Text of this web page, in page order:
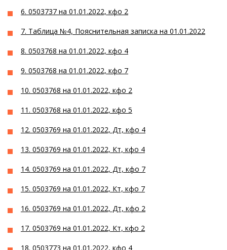
6. 0503737 на 01.01.2022, кфо 2
7. Таблица №4, Пояснительная записка на 01.01.2022
8. 0503768 на 01.01.2022, кфо 4
9. 0503768 на 01.01.2022, кфо 7
10. 0503768 на 01.01.2022, кфо 2
11. 0503768 на 01.01.2022, кфо 5
12. 0503769 на 01.01.2022, Дт, кфо 4
13. 0503769 на 01.01.2022, Кт, кфо 4
14. 0503769 на 01.01.2022, Дт, кфо 7
15. 0503769 на 01.01.2022, Кт, кфо 7
16. 0503769 на 01.01.2022, Дт, кфо 2
17. 0503769 на 01.01.2022, Кт, кфо 2
18. 0503773 на 01.01.2022, кфо 4